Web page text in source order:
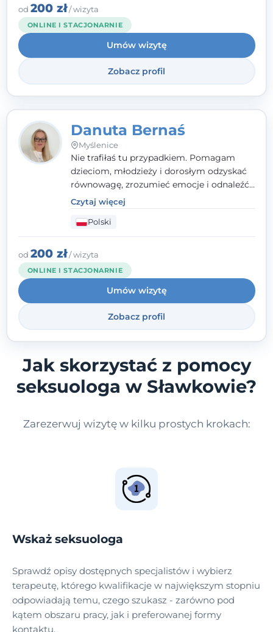
doświadczeniami tak, by mogli żyć pełniej.
od 200 zł/ wizyta
ONLINE I STACJONARNIE
Umów wizytę
Zobacz profil
Danuta Bernaś
Myślenice
Nie trafiłaś tu przypadkiem. Pomagam
dzieciom, młodzieży i dorosłym odzyskać
równowagę, zrozumieć emocje i odnaleźć
wewnętrzną siłę. Moja droga do
psychologii zaczęła się od życia - pełnego
wyzwań, które nauczyły mnie uważności,
empatii i pokory. Dziś łączę doświadczenie
nauczycielki, psychologa, psychoterapeuty
i seksuologa tworząc bezpieczną
przestrzeń, w której można poczuć spokój i
wsparcie. Nie obiecuję łatwych rozwiązań -
ale mogę obiecać, że będę po Twojej
Czytaj więcej
Polski
od 200 zł/ wizyta
ONLINE I STACJONARNIE
Umów wizytę
Zobacz profil
Jak skorzystać z pomocy
seksuologa w Sławkowie?
Zarezerwuj wizytę w kilku prostych krokach:
Wskaż seksuologa
Sprawdź opisy dostępnych specjalistów i wybierz
terapeutę, którego kwalifikacje w największym stopniu
odpowiadają temu, czego szukasz - zarówno pod
kątem obszaru pracy, jak i preferowanej formy
kontaktu.